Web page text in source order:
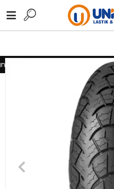
için lütfen iletişime geçiniz